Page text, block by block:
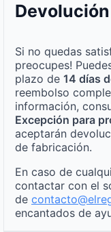
Devolución
Si no quedas
preocupes!
plazo de 14 días
reembolso
información,
Excepción para
aceptarán
de fabricación.
En caso de
contactar con el
de
encantados de